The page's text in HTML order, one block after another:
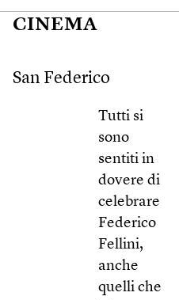
CINEMA
San Federico
Tutti si
sono
sentiti in
dovere di
celebrare
Federico
Fellini,
anche
quelli che